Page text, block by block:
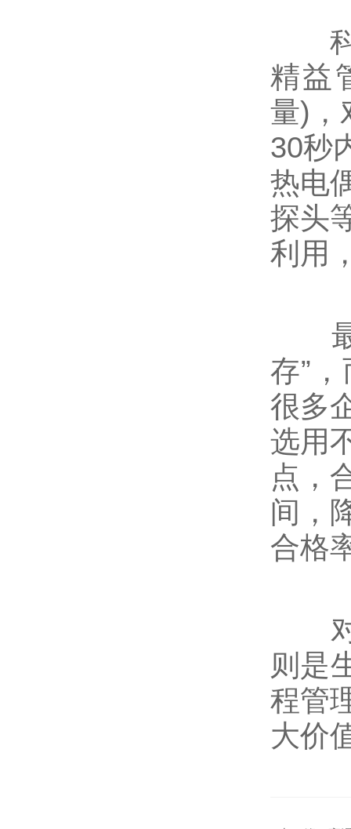
科
精益
量)，
30秒
热电
探头
利用
最
存”
很多
选用
点，
间，
合格
对
则是
程管
大价